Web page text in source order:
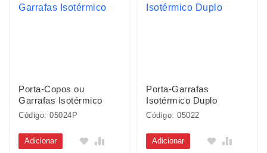
Porta-Copos ou
Garrafas Isotérmico
Código: 05024P
Adicionar
Porta-Garrafas
Isotérmico Duplo
Código: 05022
Adicionar